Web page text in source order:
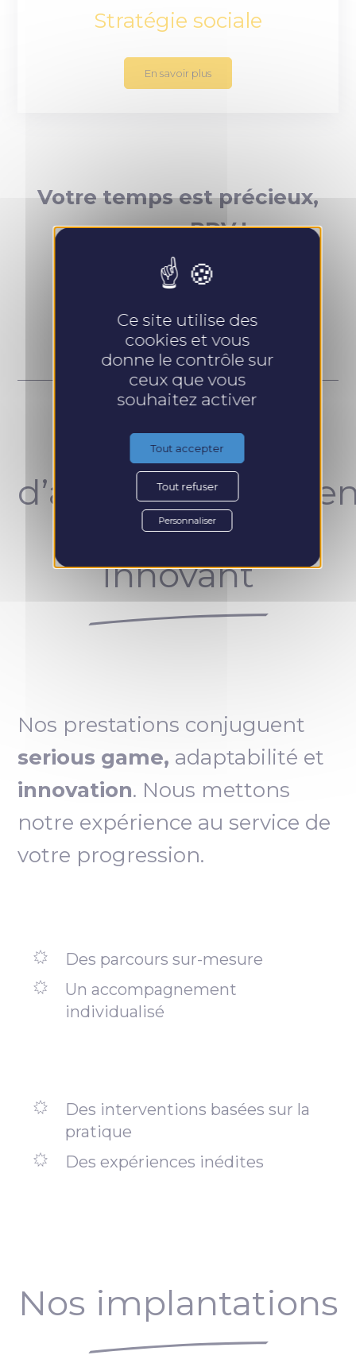
Stratégie sociale
En savoir plus
Votre temps est précieux,
prenez RDV !
Un concept
unique et
innovant
Nos prestations conjuguent
serious game, adaptabilité et
innovation. Nous mettons
notre expérience au service de
votre progression.
Des parcours sur-mesure
Un accompagnement
individualisé
Des interventions basées sur la
pratique
Des expériences inédites
Nos implantations
Ce site utilise des
cookies et vous
donne le contrôle sur
ceux que vous
souhaitez activer
Tout accepter
Tout refuser
Personnaliser